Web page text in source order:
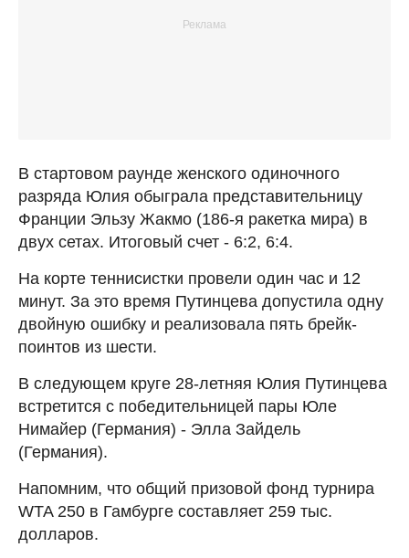
В стартовом раунде женского одиночного
разряда Юлия обыграла представительницу
Франции Эльзу Жакмо (186-я ракетка мира) в
двух сетах. Итоговый счет - 6:2, 6:4.
На корте теннисистки провели один час и 12
минут. За это время Путинцева допустила одну
двойную ошибку и реализовала пять брейк-
поинтов из шести.
В следующем круге 28-летняя Юлия Путинцева
встретится с победительницей пары Юле
Нимайер (Германия) - Элла Зайдель
(Германия).
Напомним, что общий призовой фонд турнира
WTA 250 в Гамбурге составляет 259 тыс.
долларов.